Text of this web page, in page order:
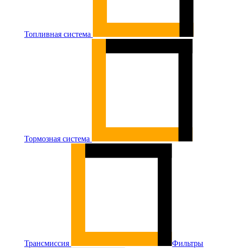
Топливная система
Тормозная система
Трансмиссия Фильтры